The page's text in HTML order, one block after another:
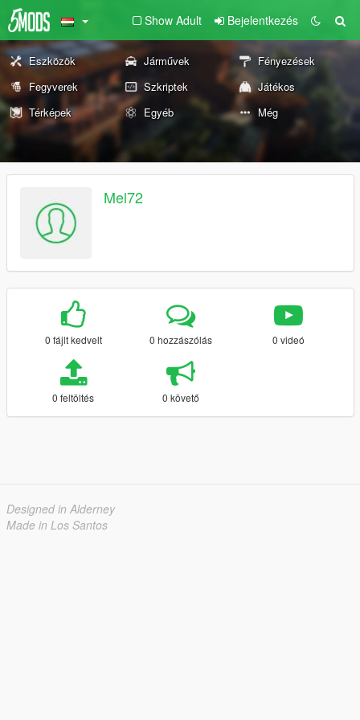
Show Adult Bejelentkezés
Eszközök Járművek
Fényezések
Fegyverek
Szkriptek
Játékos
Térképek
Egyéb Még
Mel72
0 fájlt kedvelt 0 hozzászólás 0 videó
0 feltöltés 0 követő
Designed in Alderney
Made in Los Santos